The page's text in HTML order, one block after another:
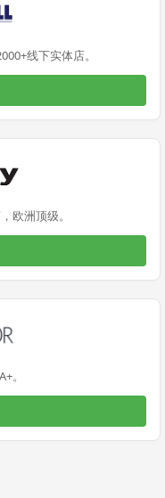
线下实体店。
欧洲顶级。
。